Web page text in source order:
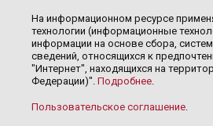
На информационном ресурсе
технологии (информационные
информации на основе сбора,
сведений, относящихся к
"Интернет", находящихся на
Федерации)". Подробнее.
Пользовательское соглашение.